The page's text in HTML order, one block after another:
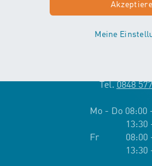
Meine
O Wasser
3074 Muri bei
Tel. 0848
Mo - Do 08:00
13:30 -
Fr 08:00 -
13:30 -